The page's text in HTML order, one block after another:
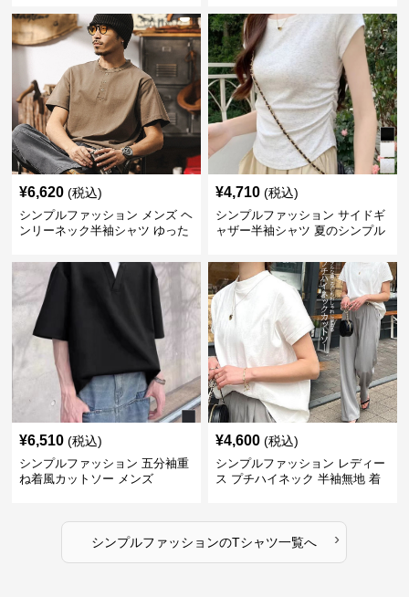
¥6,620 (税込)
シンプルファッション メンズ ヘ
ンリーネック半袖シャツ ゆった
¥4,710 (税込)
シンプルファッション サイドギ
ャザー半袖シャツ 夏のシンプル
¥6,510 (税込)
シンプルファッション 五分袖重
ね着風カットソー メンズ
¥4,600 (税込)
シンプルファッション レディー
ス プチハイネック 半袖無地 着
シンプルファッションのTシャツ一覧へ ›